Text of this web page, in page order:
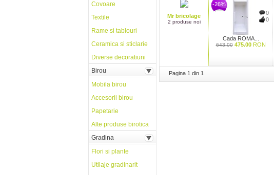
Mr bricolage
2 produse noi
-26%
0
0
Cada ROMA...
643.00 475.00 RON
Pagina 1 din 1
Covoare
Textile
Rame si tablouri
Ceramica si sticlarie
Diverse decoratiuni
Birou
Mobila birou
Accesorii birou
Papetarie
Alte produse birotica
Gradina
Flori si plante
Utilaje gradinarit